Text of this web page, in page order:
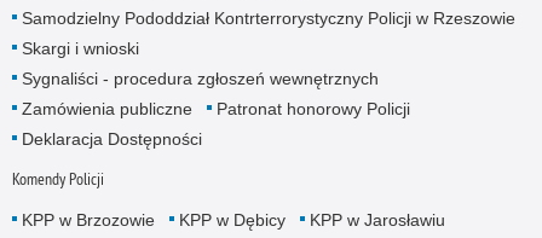
Samodzielny Pododdział Kontrterrorystyczny Policji w Rzeszowie
Skargi i wnioski
Sygnaliści - procedura zgłoszeń wewnętrznych
Zamówienia publiczne
Patronat honorowy Policji
Deklaracja Dostępności
Komendy Policji
KPP w Brzozowie KPP w Dębicy
KPP w Jarosławiu